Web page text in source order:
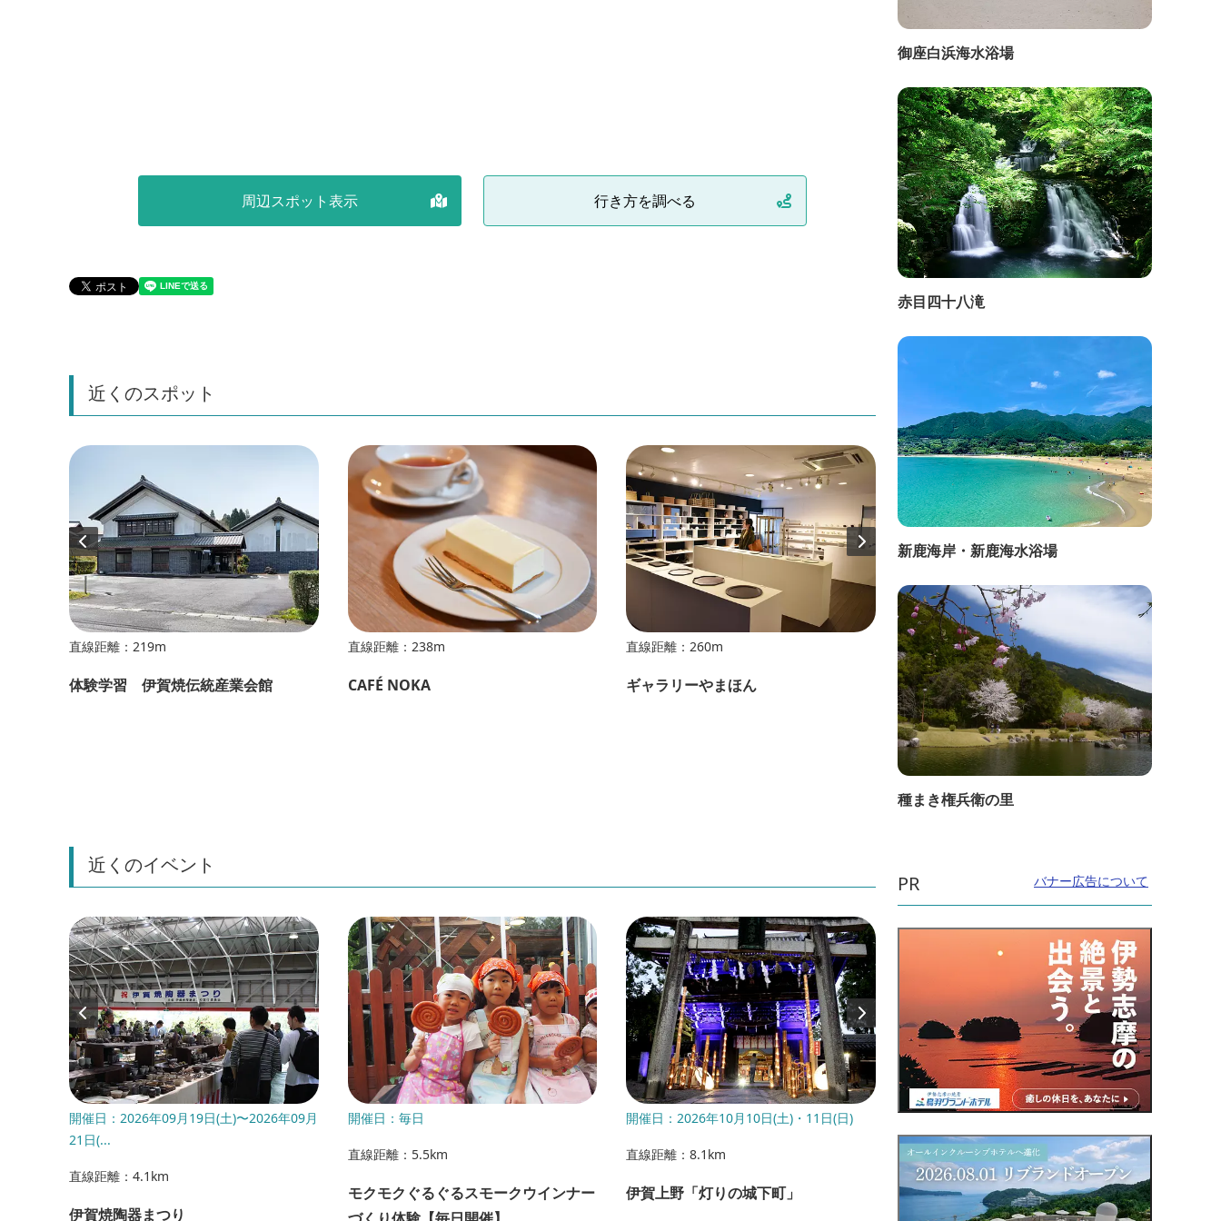
周辺スポット表示 行き方を調べる
近くのスポット
直線距離：219m
体験学習 伊賀焼伝統産業会館
直線距離：238m
CAFÉ NOKA
直線距離：260m
ギャラリーやまほん
直線距離：701m
伊賀焼窯元 長谷園
近くのイベント
開催日：2026年09月19日(土)〜2026年09月
21日(...
直線距離：4.1km
伊賀焼陶器まつり
開催日：毎日
直線距離：5.5km
モクモクぐるぐるスモークウインナー
開催日：2026年10月10日(土)・11日(日)
直線距離：8.1km
伊賀上野「灯りの城下町」
開催日：2026年9月6日(日)～2026年10月3
日(土)
直線距離：8.1km
上野城 お城まつり
御座白浜海水浴場
赤目四十八滝
新鹿海岸・新鹿海水浴場
種まき権兵衛の里
PR バナー広告について